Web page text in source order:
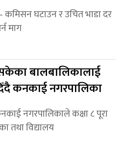
कमिसन घटाउन र उचित भाडा दर
माग
बालबालिकालाई
कनकाई नगरपालिका
नगरपालिकाले कक्षा ८ पूरा
तथा विद्यालय